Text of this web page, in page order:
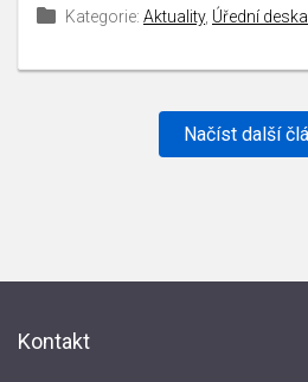
Kategorie: Aktuality, Úřední deska
Načíst další
Kontakt